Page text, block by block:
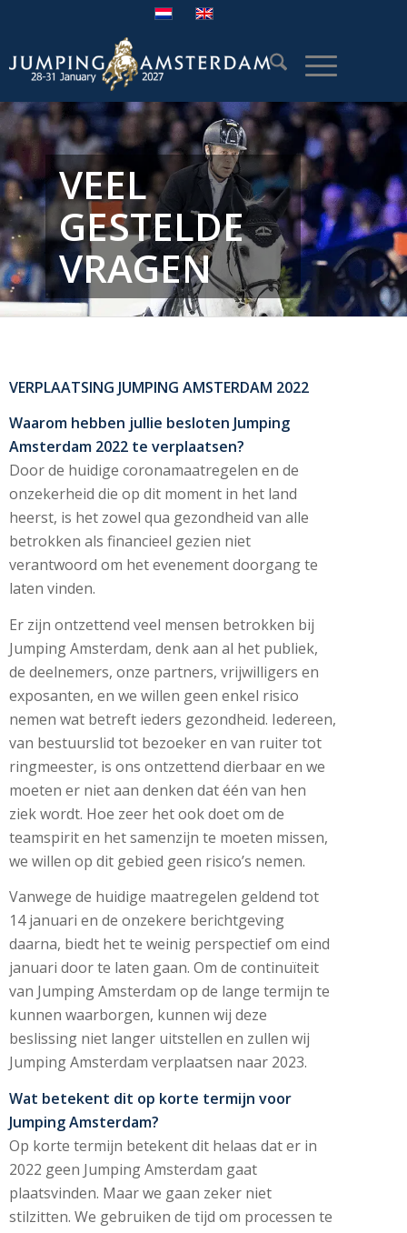
VEEL
GESTELDE
VRAGEN
VERPLAATSING JUMPING AMSTERDAM 2022
Waarom hebben jullie besloten Jumping
Amsterdam 2022 te verplaatsen?
Door de huidige coronamaatregelen en de
onzekerheid die op dit moment in het land
heerst, is het zowel qua gezondheid van alle
betrokken als financieel gezien niet
verantwoord om het evenement doorgang te
laten vinden.
Er zijn ontzettend veel mensen betrokken bij
Jumping Amsterdam, denk aan al het publiek,
de deelnemers, onze partners, vrijwilligers en
exposanten, en we willen geen enkel risico
nemen wat betreft ieders gezondheid. Iedereen,
van bestuurslid tot bezoeker en van ruiter tot
ringmeester, is ons ontzettend dierbaar en we
moeten er niet aan denken dat één van hen
ziek wordt. Hoe zeer het ook doet om de
teamspirit en het samenzijn te moeten missen,
we willen op dit gebied geen risico’s nemen.
Vanwege de huidige maatregelen geldend tot
14 januari en de onzekere berichtgeving
daarna, biedt het te weinig perspectief om eind
januari door te laten gaan. Om de continuïteit
van Jumping Amsterdam op de lange termijn te
kunnen waarborgen, kunnen wij deze
beslissing niet langer uitstellen en zullen wij
Jumping Amsterdam verplaatsen naar 2023.
Wat betekent dit op korte termijn voor
Jumping Amsterdam?
Op korte termijn betekent dit helaas dat er in
2022 geen Jumping Amsterdam gaat
plaatsvinden. Maar we gaan zeker niet
stilzitten. We gebruiken de tijd om processen te